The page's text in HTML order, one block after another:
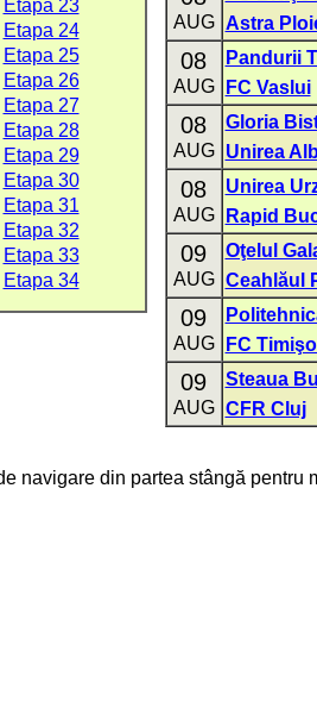
Etapa 23
Etapa 24
Etapa 25
Etapa 26
Etapa 27
Etapa 28
Etapa 29
Etapa 30
Etapa 31
Etapa 32
Etapa 33
Etapa 34
AUG Astra
08
AUG
Pandurii
FC Vaslui
08
AUG
Gloria
Unirea
08
AUG
Unirea
Rapid
09
AUG
Oţelul
Ceahlăul
09
AUG FC
09
AUG
Steaua
CFR Cluj
navigare din partea stângă pentru